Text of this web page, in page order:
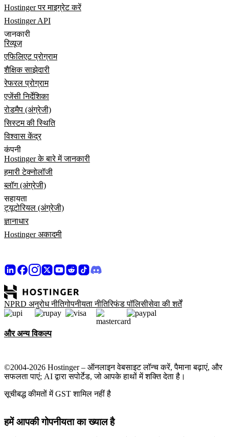
Hostinger पर माइग्रेट करें
Hostinger API
जानकारी
रिव्यूज़
एफिलिएट प्रोग्राम
शैक्षिक साझेदारी
रेफरल प्रोग्राम
एजेंसी निर्देशिका
रोडमैप (अंग्रेजी)
सिस्टम की स्थिति
विश्वास केंद्र
कंपनी
Hostinger के बारे में जानकारी
हमारी टेक्नोलॉजी
ब्लॉग (अंग्रेजी)
सहायता
ट्यूटोरियल (अंग्रेजी)
ज्ञानाधार
Hostinger अकादमी
NPRD अनुरोध नीतिगोपनीयता नीतिरिफंड पॉलिसीसेवा की शर्तें
और अन्य विकल्प
©2004-2026 Hostinger – ऑनलाइन वेबसाइट लॉन्च करें, पैमाना बढ़ाएं, और
सफलता पाएं; AI द्वारा सपोर्टेड, जो आपके हाथों में शक्ति देता है।
सूचीबद्ध कीमतों में GST शामिल नहीं है
हमें आपकी गोपनीयता का ख्याल है